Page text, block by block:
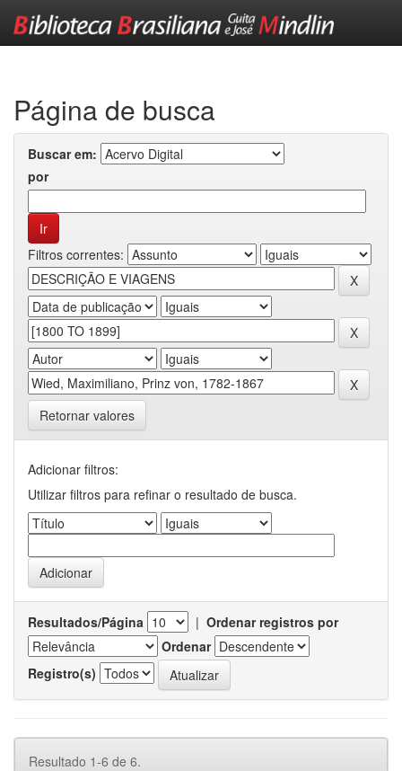
Página de busca
Buscar em:
por
Filtros correntes:
Retornar valores
Adicionar filtros:
Utilizar filtros para refinar o resultado de busca.
Resultados/Página | Ordenar registros por
Ordenar
Registro(s)
Resultado 1-6 de 6.